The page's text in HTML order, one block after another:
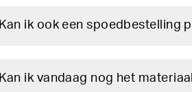
Kan ik ook een spoedbestelling
Kan ik vandaag nog het